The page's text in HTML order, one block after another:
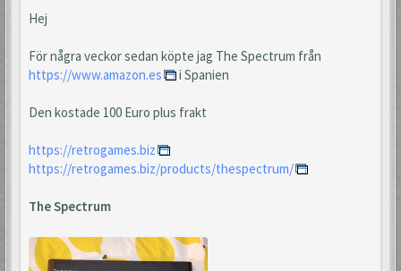
Hej
För några veckor sedan köpte jag The Spectrum från
https://www.amazon.es
i Spanien
Den kostade 100 Euro plus frakt
https://retrogames.biz
https://retrogames.biz/products/thespectrum/
The Spectrum